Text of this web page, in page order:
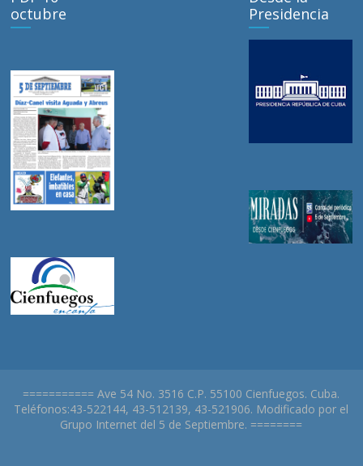
octubre
Presidencia
=========== Ave 54 No. 3516 C.P. 55100 Cienfuegos. Cuba.
Teléfonos:43-522144, 43-512139, 43-521906. Modificado por el
Grupo Internet del 5 de Septiembre. ========